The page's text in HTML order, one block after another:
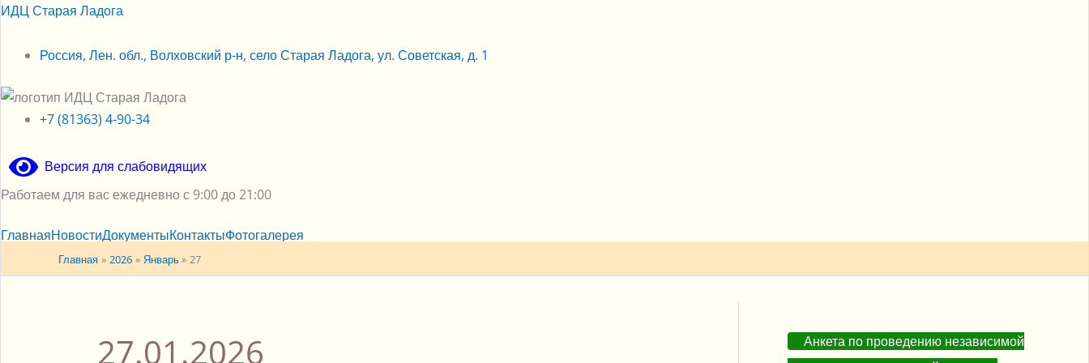
Перейти
содержимому
ИДЦ Старая Ладога
Россия, Лен. обл., Волховский р-н, село Старая Ладога, ул. Советская, д. 1
+7 (81363) 4-90-34
Версия для слабовидящих
Работаем для вас ежедневно с 9:00 до 21:00
ГлавнаяНовостиДокументыКонтактыФотогалерея
Главная 2026 Январь 27
27.01.2026
Анкета по проведению независимой